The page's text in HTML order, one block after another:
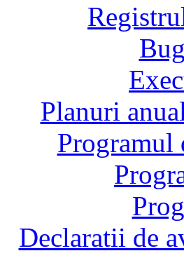
Planuri
Declaratii de